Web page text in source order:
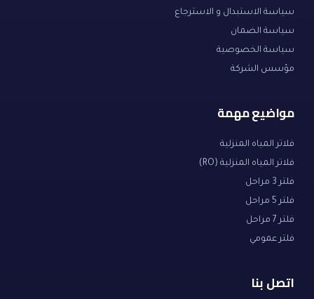
سياسة الاستبدال و الاسترجاع
سياسة الضمان
سياسة الخصوصية
مؤسس الشركة
مواضيع مهمة
فلاتر المياه المنزلية
فلاتر المياه المنزلية (RO)
فلتر 3 مراحل
فلتر 5 مراحل
فلتر 7 مراحل
فلتر عمومي
اتصل بنا